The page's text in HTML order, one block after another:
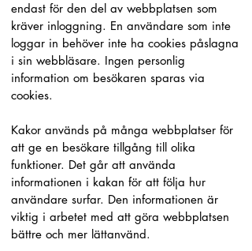
endast för den del av webbplatsen som
kräver inloggning. En användare som inte
loggar in behöver inte ha cookies påslagna
i sin webbläsare. Ingen personlig
information om besökaren sparas via
cookies.
Kakor används på många webbplatser för
att ge en besökare tillgång till olika
funktioner. Det går att använda
informationen i kakan för att följa hur
användare surfar. Den informationen är
viktig i arbetet med att göra webbplatsen
bättre och mer lättanvänd.